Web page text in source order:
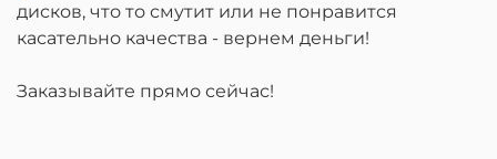
дисков, что то смутит или не понравится
касательно качества - вернем деньги!
Заказывайте прямо сейчас!